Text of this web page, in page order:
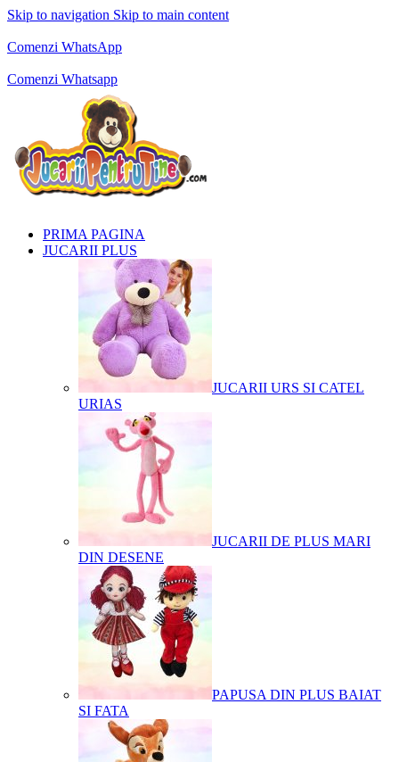
Skip to navigation Skip to main content
Comenzi WhatsApp
Comenzi Whatsapp
PRIMA PAGINA
JUCARII PLUS
JUCARII URS SI CATEL
URIAS
JUCARII DE PLUS MARI
DIN DESENE
PAPUSA DIN PLUS BAIAT
SI FATA